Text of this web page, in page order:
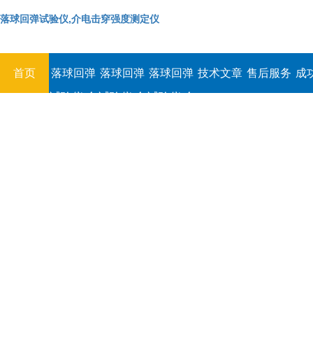
落球回弹试验仪,介电击穿强度测定仪
首页
落球回弹
试验仪,介
落球回弹
试验仪,介
落球回弹
试验仪,介
技术文章 售后服务 成